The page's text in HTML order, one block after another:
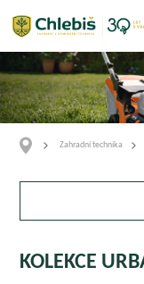
Zahradní technika
KOLEKCE